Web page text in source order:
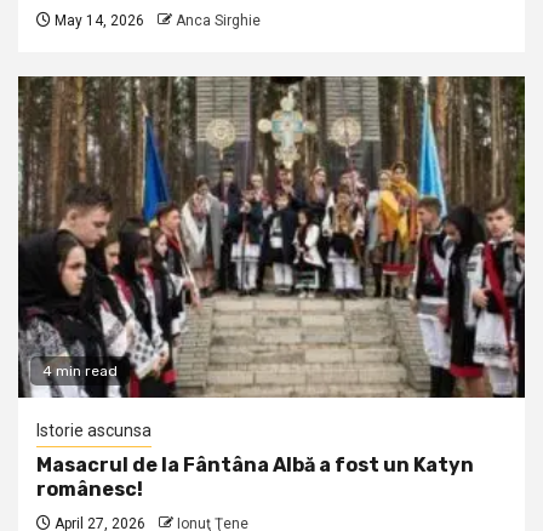
May 14, 2026 Anca Sirghie
4 min read
Istorie ascunsa
Masacrul de la Fântâna Albă a fost un Katyn
românesc!
April 27, 2026 Ionuţ Ţene